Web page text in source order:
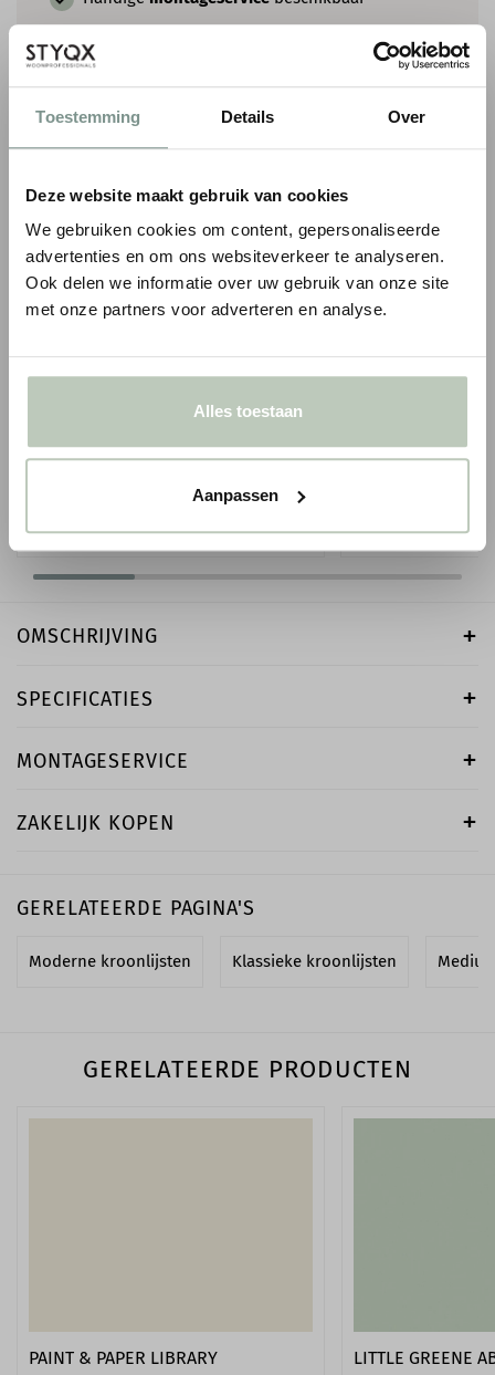
Toestemming Details Over
Deze website maakt gebruik van cookies
We gebruiken cookies om content, gepersonaliseerde
advertenties en om ons websiteverkeer te analyseren.
Ook delen we informatie over uw gebruik van onze site
met onze partners voor adverteren en analyse.
Alles toestaan
Aanpassen
Persoonlijk
COMBINEER MET EEN ROZET
€ 190,90 € 162,27p/st € 44,90 € 38,17p/st
OMSCHRIJVING
SPECIFICATIES
MONTAGESERVICE
ZAKELIJK KOPEN
GERELATEERDE PAGINA'S
Moderne kroonlijsten Klassieke kroonlijsten
GERELATEERDE PRODUCTEN
PAINT & PAPER LIBRARY
LITTLE GREENE